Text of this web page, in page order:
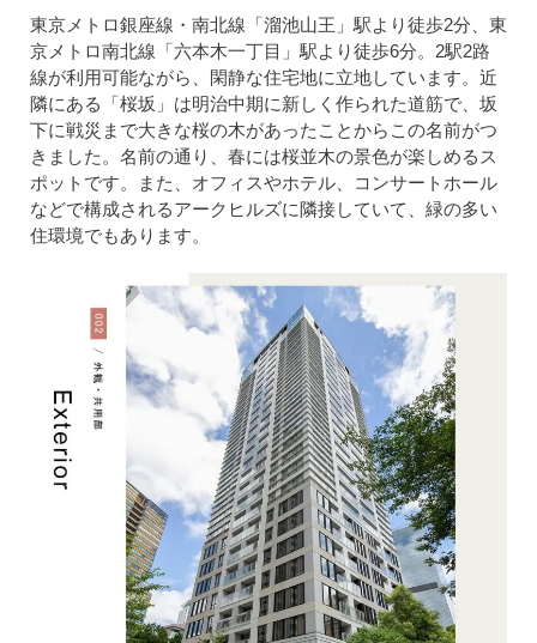
東京メトロ銀座線・南北線「溜池山王」駅より徒歩2分、東
京メトロ南北線「六本木一丁目」駅より徒歩6分。2駅2路
線が利用可能ながら、閑静な住宅地に立地しています。近
隣にある「桜坂」は明治中期に新しく作られた道筋で、坂
下に戦災まで大きな桜の木があったことからこの名前がつ
きました。名前の通り、春には桜並木の景色が楽しめるス
ポットです。また、オフィスやホテル、コンサートホール
などで構成されるアークヒルズに隣接していて、緑の多い
住環境でもあります。